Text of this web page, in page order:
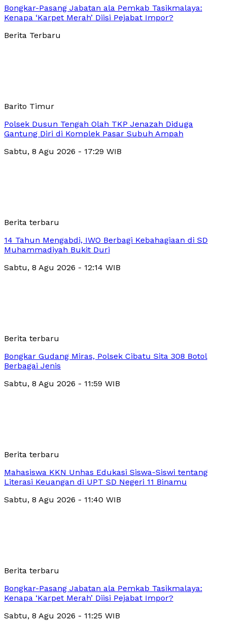
Bongkar-Pasang Jabatan ala Pemkab Tasikmalaya:
Kenapa ‘Karpet Merah’ Diisi Pejabat Impor?
Berita Terbaru
Barito Timur
Polsek Dusun Tengah Olah TKP Jenazah Diduga
Gantung Diri di Komplek Pasar Subuh Ampah
Sabtu, 8 Agu 2026 - 17:29 WIB
Berita terbaru
14 Tahun Mengabdi, IWO Berbagi Kebahagiaan di SD
Muhammadiyah Bukit Duri
Sabtu, 8 Agu 2026 - 12:14 WIB
Berita terbaru
Bongkar Gudang Miras, Polsek Cibatu Sita 308 Botol
Berbagai Jenis
Sabtu, 8 Agu 2026 - 11:59 WIB
Berita terbaru
Mahasiswa KKN Unhas Edukasi Siswa-Siswi tentang
Literasi Keuangan di UPT SD Negeri 11 Binamu
Sabtu, 8 Agu 2026 - 11:40 WIB
Berita terbaru
Bongkar-Pasang Jabatan ala Pemkab Tasikmalaya:
Kenapa ‘Karpet Merah’ Diisi Pejabat Impor?
Sabtu, 8 Agu 2026 - 11:25 WIB